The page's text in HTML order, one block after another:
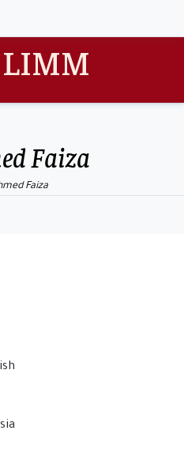
Faiza
Faiza